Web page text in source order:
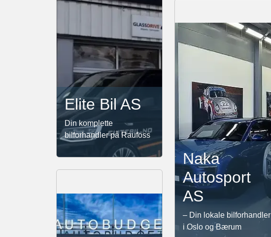
Elite Bil AS
Din komplette
bilforhandler på Raufoss
Naka
Autosport
AS
– Din lokale bilforhandler
i Oslo og Bærum